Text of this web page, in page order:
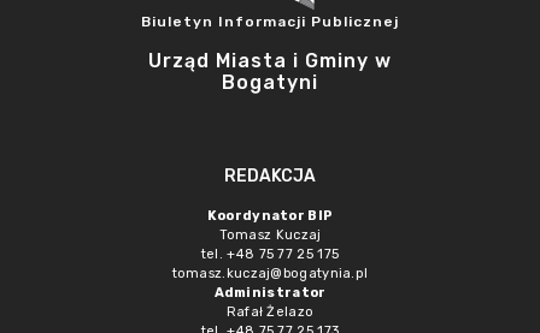
Biuletyn Informacji Publicznej
Urząd Miasta i Gminy w
Bogatyni
REDAKCJA
Koordynator BIP
Tomasz Kuczaj
tel. +48 75 77 25 175
tomasz.kuczaj@bogatynia.pl
Administrator
Rafał Żelazo